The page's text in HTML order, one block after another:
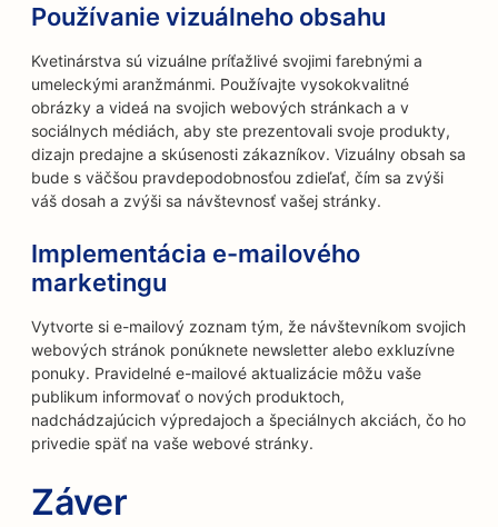
Používanie vizuálneho obsahu
Kvetinárstva sú vizuálne príťažlivé svojimi farebnými a
umeleckými aranžmánmi. Používajte vysokokvalitné
obrázky a videá na svojich webových stránkach a v
sociálnych médiách, aby ste prezentovali svoje produkty,
dizajn predajne a skúsenosti zákazníkov. Vizuálny obsah sa
bude s väčšou pravdepodobnosťou zdieľať, čím sa zvýši
váš dosah a zvýši sa návštevnosť vašej stránky.
Implementácia e-mailového
marketingu
Vytvorte si e-mailový zoznam tým, že návštevníkom svojich
webových stránok ponúknete newsletter alebo exkluzívne
ponuky. Pravidelné e-mailové aktualizácie môžu vaše
publikum informovať o nových produktoch,
nadchádzajúcich výpredajoch a špeciálnych akciách, čo ho
privedie späť na vaše webové stránky.
Záver